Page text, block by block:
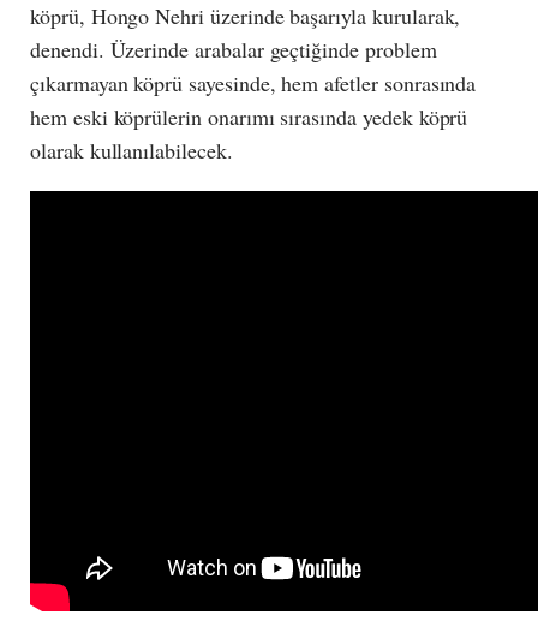
köprü, Hongo Nehri üzerinde başarıyla kurularak,
denendi. Üzerinde arabalar geçtiğinde problem
çıkarmayan köprü sayesinde, hem afetler sonrasında
hem eski köprülerin onarımı sırasında yedek köprü
olarak kullanılabilecek.